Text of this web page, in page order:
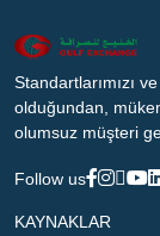
Standartlarımızı
olduğundan,
olumsuz müşteri
Follow us
KAYNAKLAR